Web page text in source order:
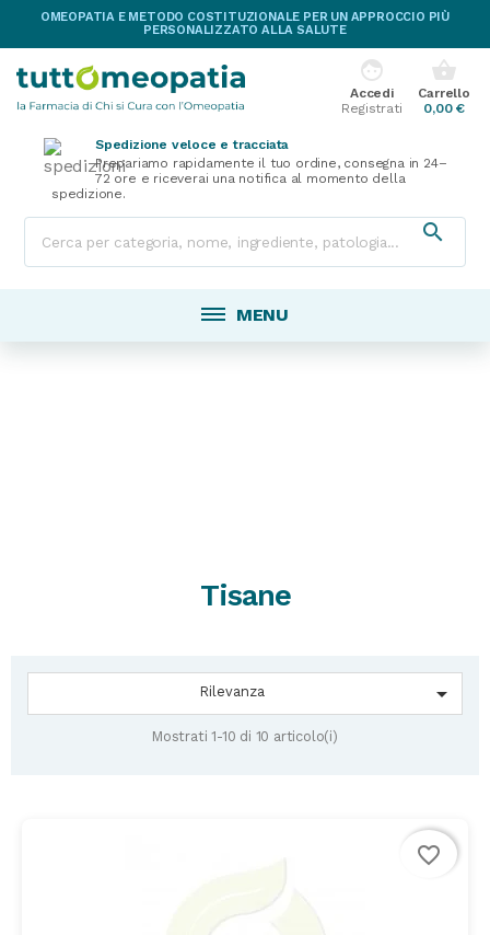
OMEOPATIA E METODO COSTITUZIONALE PER UN APPROCCIO PIÙ
PERSONALIZZATO ALLA SALUTE
shopping_basket
Carrello
0,00 €
face
Accedi
Registrati
Spedizione veloce e tracciata
Prepariamo rapidamente il tuo ordine, consegna in 24–
72 ore e riceverai una notifica al momento della
spedizione.

MENU
Tisane
Rilevanza 
Mostrati 1-10 di 10 articolo(i)
favorite_border